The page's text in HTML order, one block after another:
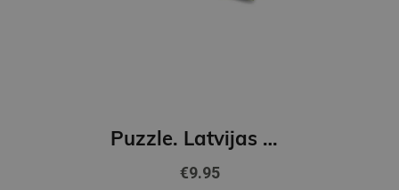
Puzzle. Latvijas daba
€9.95